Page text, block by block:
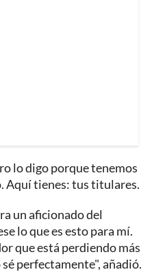
lo digo porque tenemos
Aquí tienes: tus titulares.
un aficionado del
lo que es esto para mí.
que está perdiendo más
perfectamente", añadió.